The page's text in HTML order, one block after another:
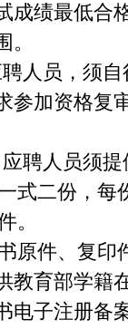
成绩最低合
人员，须自
参加资格复
聘人员须提
二份，每
。
件、复印
教育部学籍
电子注册备